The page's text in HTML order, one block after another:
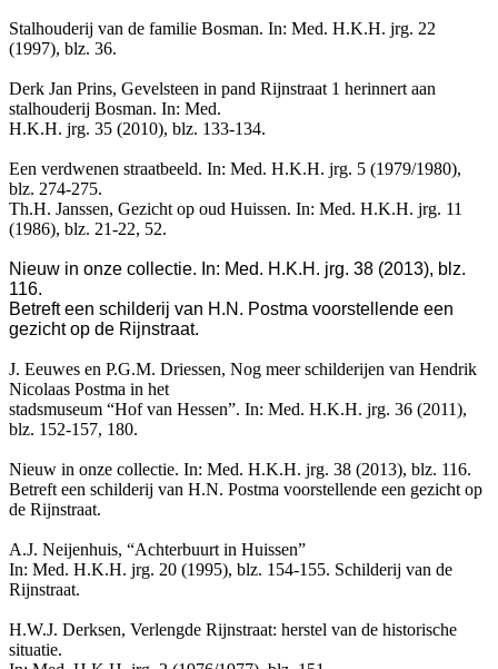
Stalhouderij van de familie Bosman. In: Med. H.K.H. jrg. 22
(1997), blz. 36.
Derk Jan Prins, Gevelsteen in pand Rijnstraat 1 herinnert aan
stalhouderij Bosman. In: Med.
H.K.H. jrg. 35 (2010), blz. 133-134.
Een verdwenen straatbeeld. In: Med. H.K.H. jrg. 5 (1979/1980),
blz. 274-275.
Th.H. Janssen, Gezicht op oud Huissen. In: Med. H.K.H. jrg. 11
(1986), blz. 21-22, 52.
Nieuw in onze collectie. In: Med. H.K.H. jrg. 38 (2013), blz.
116.
Betreft een schilderij van H.N. Postma voorstellende een
gezicht op de Rijnstraat.
J. Eeuwes en P.G.M. Driessen, Nog meer schilderijen van Hendrik
Nicolaas Postma in het
stadsmuseum “Hof van Hessen”. In: Med. H.K.H. jrg. 36 (2011),
blz. 152-157, 180.
Nieuw in onze collectie. In: Med. H.K.H. jrg. 38 (2013), blz. 116.
Betreft een schilderij van H.N. Postma voorstellende een gezicht op
de Rijnstraat.
A.J. Neijenhuis, “Achterbuurt in Huissen”
In: Med. H.K.H. jrg. 20 (1995), blz. 154-155. Schilderij van de
Rijnstraat.
H.W.J. Derksen, Verlengde Rijnstraat: herstel van de historische
situatie.